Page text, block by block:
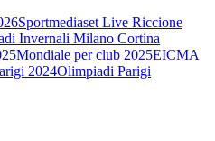
Sportmediaset Live Riccione
Invernali Milano Cortina
Mondiale per club 2025EICMA
2024Olimpiadi Parigi